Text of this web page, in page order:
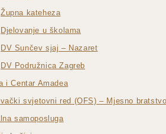
Župna kateheza
Djelovanje u školama
DV Sunčev sjaj – Nazaret
DV Podružnica Zagreb
i Centar Amadea
svjetovni red (OFS) – Mjesno
samoposluga